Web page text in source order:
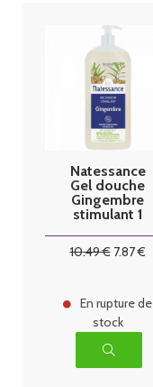
Natessance
Gel douche
Gingembre
stimulant 1
10.49€ 7.87€
En rupture de
stock